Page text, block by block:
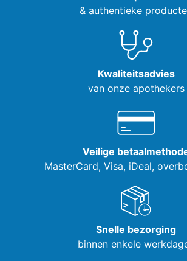
& authentieke
Kwaliteitsadvies
van onze apothekers
Veilige
MasterCard, Visa, iDeal,
Snelle bezorging
binnen enkele